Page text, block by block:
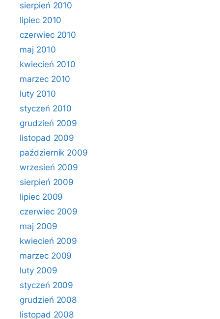
sierpień 2010
lipiec 2010
czerwiec 2010
maj 2010
kwiecień 2010
marzec 2010
luty 2010
styczeń 2010
grudzień 2009
listopad 2009
październik 2009
wrzesień 2009
sierpień 2009
lipiec 2009
czerwiec 2009
maj 2009
kwiecień 2009
marzec 2009
luty 2009
styczeń 2009
grudzień 2008
listopad 2008